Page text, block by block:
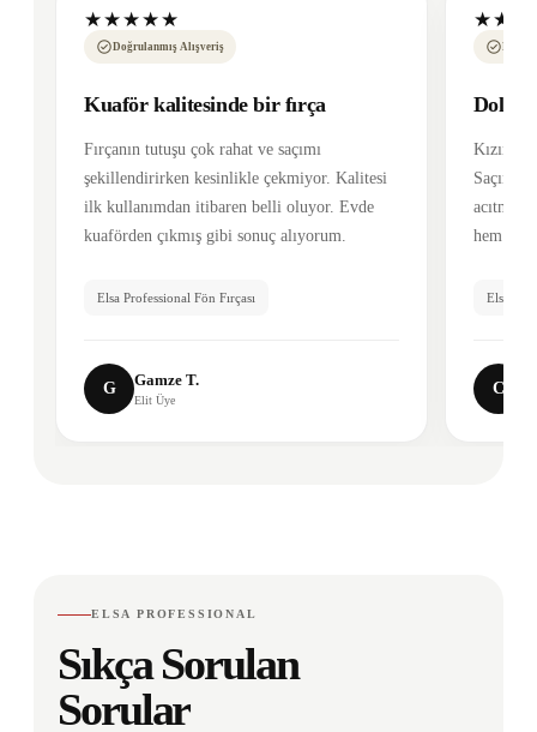
★★★★★
Doğrulanmış Alışveriş
Kuaför kalitesinde bir fırça
Fırçanın tutuşu çok rahat ve saçımı
şekillendirirken kesinlikle çekmiyor. Kalitesi
ilk kullanımdan itibaren belli oluyor. Evde
kuaförden çıkmış gibi sonuç alıyorum.
Elsa Professional Fön Fırçası
G Gamze T.
Elit Üye
Saçını
hem
Elsa
C
ELSA PROFESSIONAL
Sıkça Sorulan
Sorular